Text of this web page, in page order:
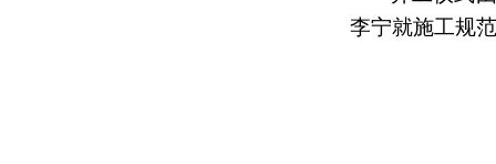
李宁就施工规